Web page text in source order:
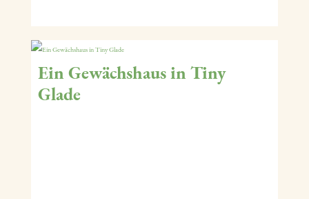
Ein Gewächshaus in Tiny
Glade